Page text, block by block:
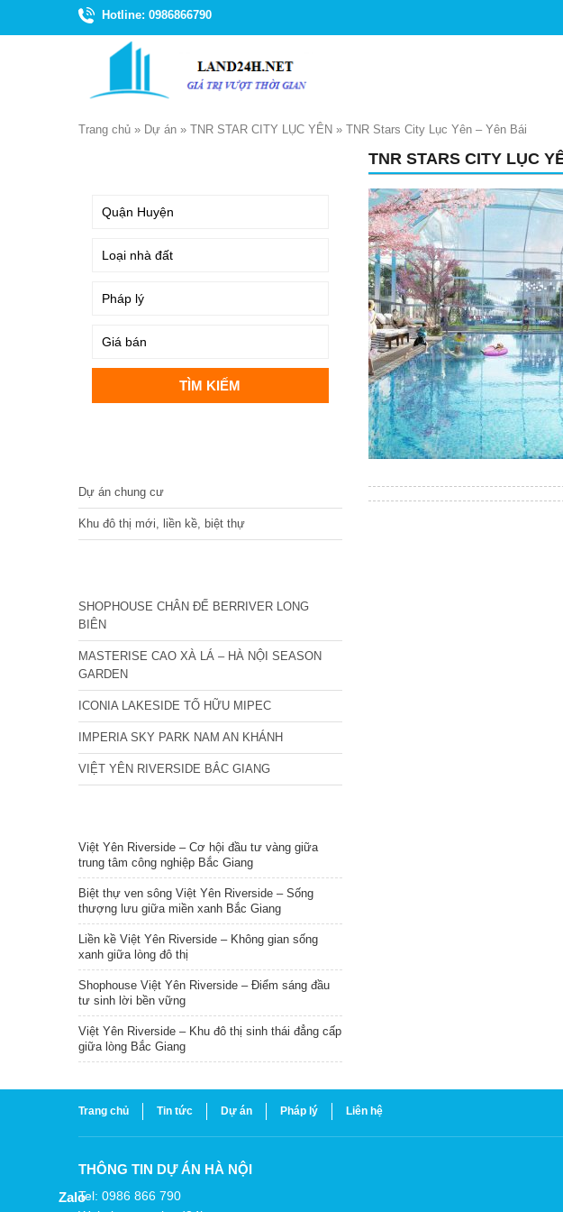
Hotline: 0986866790
Trang chủ » Dự án » TNR STAR CITY LỤC YÊN » TNR Stars City Lục Yên – Yên Bái
TNR STARS CITY LỤC
Dự án chung cư
Khu đô thị mới, liền kề, biệt thự
SHOPHOUSE CHÂN ĐẾ BERRIVER LONG
BIÊN
MASTERISE CAO XÀ LÁ – HÀ NỘI SEASON
GARDEN
ICONIA LAKESIDE TỐ HỮU MIPEC
IMPERIA SKY PARK NAM AN KHÁNH
VIỆT YÊN RIVERSIDE BẮC GIANG
Việt Yên Riverside – Cơ hội đầu tư vàng giữa
trung tâm công nghiệp Bắc Giang
Biệt thự ven sông Việt Yên Riverside – Sống
thượng lưu giữa miền xanh Bắc Giang
Liền kề Việt Yên Riverside – Không gian sống
xanh giữa lòng đô thị
Shophouse Việt Yên Riverside – Điểm sáng đầu
tư sinh lời bền vững
Việt Yên Riverside – Khu đô thị sinh thái đẳng cấp
giữa lòng Bắc Giang
Trang chủ Tin tức Dự án Pháp lý Liên hệ
THÔNG TIN DỰ ÁN HÀ NỘI
Tel: 0986 866 790
Zalo